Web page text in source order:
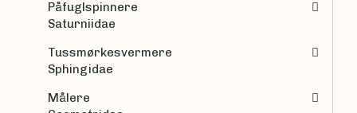
Påfuglspinnere
Saturniidae
Tussmørkesvermere
Sphingidae
Målere